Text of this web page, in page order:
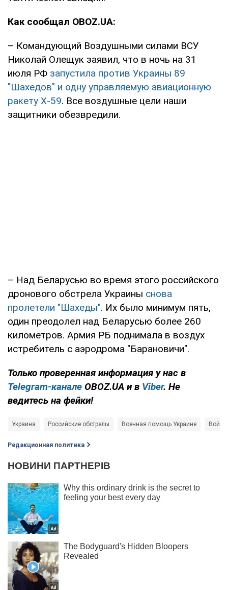
Как сообщал OBOZ.UA:
– Командующий Воздушными силами ВСУ
Николай Олещук заявил, что в ночь на 31
июля РФ запустила против Украины 89
"Шахедов" и одну управляемую авиационную
ракету Х-59. Все воздушные цели наши
защитники обезвредили.
– Над Беларусью во время этого российского
дронового обстрела Украины снова
пролетели "Шахеды". Их было минимум пять,
один преодолел над Беларусью более 260
километров. Армия РБ поднимала в воздух
истребитель с аэродрома "Барановичи".
Только проверенная информация у нас в
Telegram-канале OBOZ.UA и в Viber. Не
ведитесь на фейки!
Украина Российские обстрелы Военная помощь Украине Война
Редакционная политика